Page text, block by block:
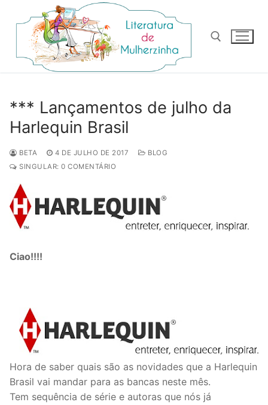
para
conteúdo
*** Lançamentos de julho da
Harlequin Brasil
BETA 4 DE JULHO DE 2017
BLOG
SINGULAR: 0 COMENTÁRIO
Ciao!!!!
Hora de saber quais são as novidades que a Harlequin
Brasil vai mandar para as bancas neste mês.
Tem sequência de série e autoras que nós já